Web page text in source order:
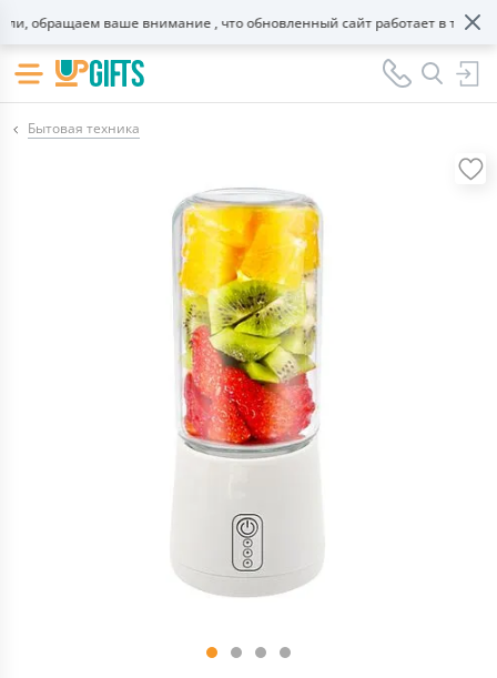
обращаем ваше внимание , что обновленный сайт работает в
Бытовая техника